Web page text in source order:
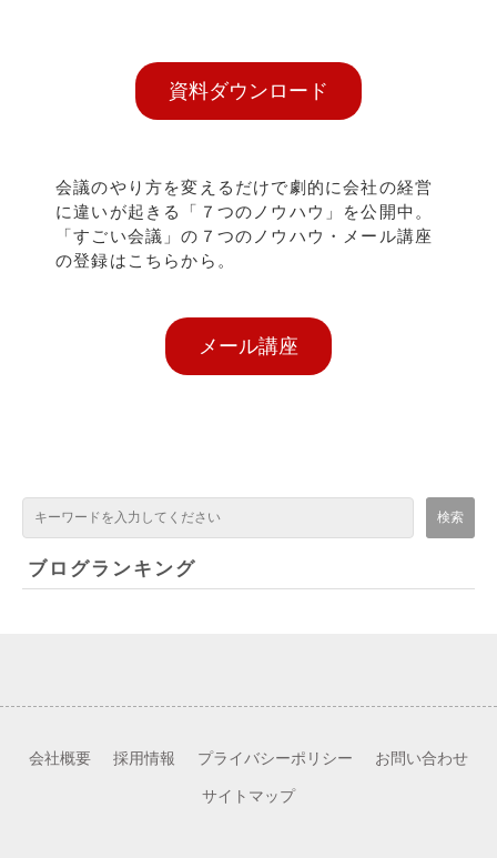
資料ダウンロード
会議のやり方を変えるだけで劇的に会社の経営
に違いが起きる「７つのノウハウ」を公開中。
「すごい会議」の７つのノウハウ・メール講座
の登録はこちらから。
メール講座
ブログランキング
会社概要 採用情報 プライバシーポリシー お問い合わせ
サイトマップ